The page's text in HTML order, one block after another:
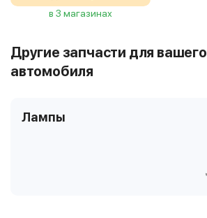
в 3 магазинах
Другие запчасти для вашего
автомобиля
Лампы